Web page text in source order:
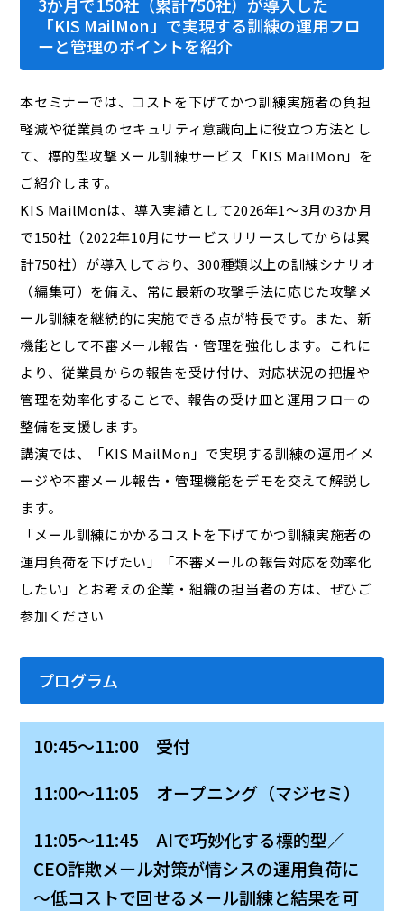
3か月で150社（累計750社）が導入した
「KIS MailMon」で実現する訓練の運用フロ
ーと管理のポイントを紹介
本セミナーでは、コストを下げてかつ訓練実施者の負担
軽減や従業員のセキュリティ意識向上に役立つ方法とし
て、標的型攻撃メール訓練サービス「KIS MailMon」を
ご紹介します。
KIS MailMonは、導入実績として2026年1～3月の3か月
で150社（2022年10月にサービスリリースしてからは累
計750社）が導入しており、300種類以上の訓練シナリオ
（編集可）を備え、常に最新の攻撃手法に応じた攻撃メ
ール訓練を継続的に実施できる点が特長です。また、新
機能として不審メール報告・管理を強化します。これに
より、従業員からの報告を受け付け、対応状況の把握や
管理を効率化することで、報告の受け皿と運用フローの
整備を支援します。
講演では、「KIS MailMon」で実現する訓練の運用イメ
ージや不審メール報告・管理機能をデモを交えて解説し
ます。
「メール訓練にかかるコストを下げてかつ訓練実施者の
運用負荷を下げたい」「不審メールの報告対応を効率化
したい」とお考えの企業・組織の担当者の方は、ぜひご
参加ください
プログラム
10:45～11:00 受付
11:00～11:05 オープニング（マジセミ）
11:05～11:45 AIで巧妙化する標的型／
CEO詐欺メール対策が情シスの運用負荷に
～低コストで回せるメール訓練と結果を可